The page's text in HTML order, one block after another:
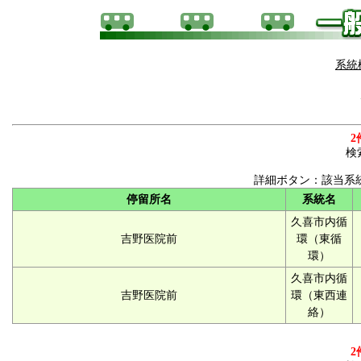
系統
2
検
詳細ボタン：該当系
停留所名
系統名
吉野医院前
久喜市内循
環（東循
環）
吉野医院前
久喜市内循
環（東西連
絡）
2